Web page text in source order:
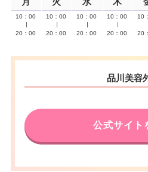
10：00
20：00
10：00
20：00
10：00
20：00
10：00
20：00
10
20
品川美容
公式サイト